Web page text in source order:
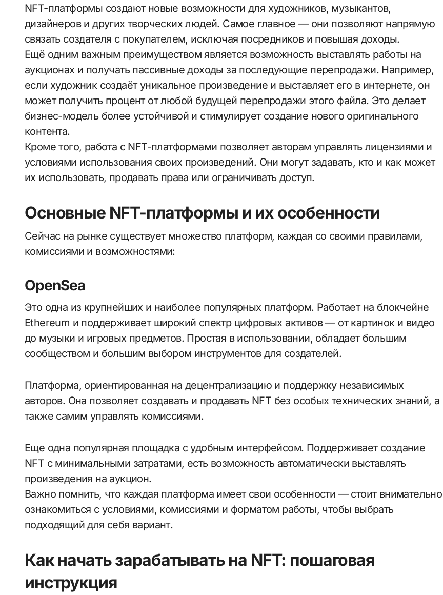
NFT-платформы создают новые возможности для художников, музыкантов,
дизайнеров и других творческих людей. Самое главное — они позволяют напрямую
связать создателя с покупателем, исключая посредников и повышая доходы.
Ещё одним важным преимуществом является возможность выставлять работы на
аукционах и получать пассивные доходы за последующие перепродажи. Например,
если художник создаёт уникальное произведение и выставляет его в интернете, он
может получить процент от любой будущей перепродажи этого файла. Это делает
бизнес-модель более устойчивой и стимулирует создание нового оригинального
контента.
Кроме того, работа с NFT-платформами позволяет авторам управлять лицензиями и
условиями использования своих произведений. Они могут задавать, кто и как может
их использовать, продавать права или ограничивать доступ.
Основные NFT-платформы и их особенности
Сейчас на рынке существует множество платформ, каждая со своими правилами,
комиссиями и возможностями:
OpenSea
Это одна из крупнейших и наиболее популярных платформ. Работает на блокчейне
Ethereum и поддерживает широкий спектр цифровых активов — от картинок и видео
до музыки и игровых предметов. Простая в использовании, обладает большим
сообществом и большим выбором инструментов для создателей.
Платформа, ориентированная на децентрализацию и поддержку независимых
авторов. Она позволяет создавать и продавать NFT без особых технических знаний, а
также самим управлять комиссиями.
Еще одна популярная площадка с удобным интерфейсом. Поддерживает создание
NFT с минимальными затратами, есть возможность автоматически выставлять
произведения на аукцион.
Важно помнить, что каждая платформа имеет свои особенности — стоит внимательно
ознакомиться с условиями, комиссиями и форматом работы, чтобы выбрать
подходящий для себя вариант.
Как начать зарабатывать на NFT: пошаговая
инструкция